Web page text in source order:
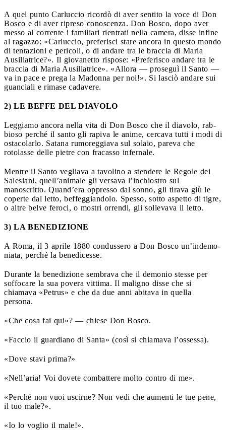
A quel punto Carluccio ricordò di aver sentito la voce di Don
Bosco e di aver ripreso conoscenza. Don Bosco, dopo aver
messo al corrente i familiari rientrati nella camera, disse infine
al ragazzo: «Carluccio, preferisci stare ancora in questo mondo
di tentazioni e pericoli, o di andare tra le braccia di Maria
Ausiliatrice?». Il giovanetto rispose: «Preferisco andare tra le
braccia di Maria Ausiliatrice». «Allora — proseguì il Santo —
va in pace e prega la Madonna per noi!». Si lasciò andare sui
guanciali e rimase cadavere.
2) LE BEFFE DEL DIAVOLO
Leggiamo ancora nella vita di Don Bosco che il diavolo, rab­
bioso perché il santo gli rapiva le anime, cercava tutti i modi di
ostacolarlo. Satana rumoreggiava sul solaio, pareva che
rotolasse delle pietre con fracasso infernale.
Mentre il Santo vegliava a tavolino a stendere le Regole dei
Salesiani, quell’animale gli versava l’inchiostro sul
manoscritto. Quand’era oppresso dal sonno, gli tirava giù le
coperte dal letto, beffeggiandolo. Spesso, sotto aspetto di tigre,
o altre belve feroci, o mostri orrendi, gli sollevava il letto.
3) LA BENEDIZIONE
A Roma, il 3 aprile 1880 condussero a Don Bosco un’indemo­
niata, perché la benedicesse.
Durante la benedizione sembrava che il demonio stesse per
soffocare la sua povera vittima. Il maligno disse che si
chiamava «Petrus» e che da due anni abitava in quella
persona.
«Che cosa fai qui»? — chiese Don Bosco.
«Faccio il guardiano di Santa» (così si chiamava l’ossessa).
«Dove stavi prima?»
«Nell’aria! Voi dovete combattere molto contro di me».
«Perché non vuoi uscirne? Non vedi che aumenti le tue pene,
il tuo male?».
«Io lo voglio il male!».